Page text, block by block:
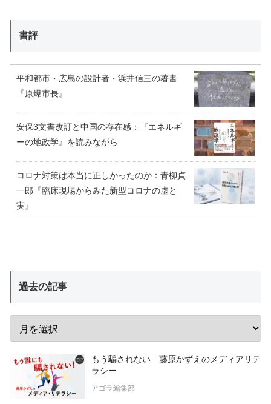
書評
平和都市・広島の設計者・浜井信三の著書
『原爆市長』
安保3文書改訂と中国の存在感：『エネルギ
ーの地政学』を読みながら
コロナ対策は本当に正しかったのか：青柳貞
一郎『臨床現場からみた新型コロナの虚と
実』
過去の記事
もう騙されない 藤原かずえのメディアリテ
ラシー
アゴラ編集部